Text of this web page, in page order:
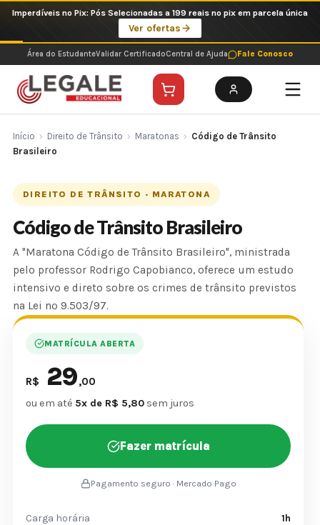
o
conteúdo
Imperdíveis no Pix: Pós Selecionadas a 199 reais no pix em parcela única
Ver ofertas
Área do EstudanteValidar CertificadoCentral de Ajuda Fale Conosco
Início › Direito de Trânsito › Maratonas › Código de Trânsito
Brasileiro
DIREITO DE TRÂNSITO · MARATONA
Código de Trânsito Brasileiro
A "Maratona Código de Trânsito Brasileiro", ministrada
pelo professor Rodrigo Capobianco, oferece um estudo
intensivo e direto sobre os crimes de trânsito previstos
na Lei nº 9.503/97.
MATRÍCULA ABERTA
R$ 29,00
ou em até 5x de R$ 5,80 sem juros
Fazer matrícula
Pagamento seguro · Mercado Pago
Carga horária 1h